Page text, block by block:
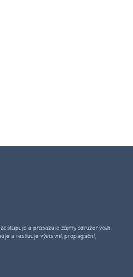
a prosazuje zájmy sdruženýcvh
a realizuje výstavní, propagační,